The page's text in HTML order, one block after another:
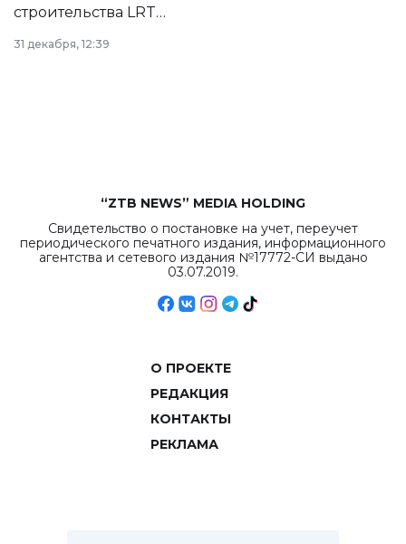
строительства LRT
в Астане из
республиканского
31 декабря, 12:39
“ZTB NEWS” MEDIA HOLDING
Свидетельство о постановке на учет, переучет
периодического печатного издания, информационного
агентства и сетевого издания №17772-СИ выдано
03.07.2019.
О ПРОЕКТЕ
РЕДАКЦИЯ
КОНТАКТЫ
РЕКЛАМА